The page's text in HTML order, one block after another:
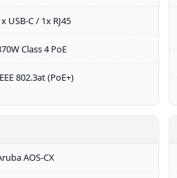
USB-C / 1x RJ45
Class 4 PoE
802.3at (PoE+)
AOS-CX